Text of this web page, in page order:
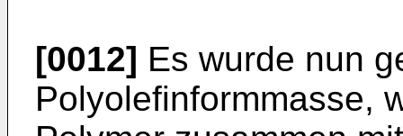
[0012] Es wurde nun
Polyolefinformmasse,